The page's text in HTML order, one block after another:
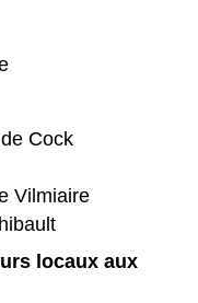
Cock
Vilmiaire
locaux aux